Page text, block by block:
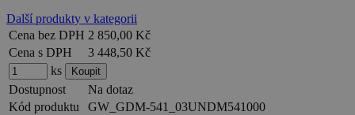
Další produkty v kategorii
Cena bez DPH 2 850,00 Kč
Cena s DPH
3 448,50 Kč
ks
Dostupnost
Na dotaz
Kód produktu
GW_GDM-541_03UNDM541000